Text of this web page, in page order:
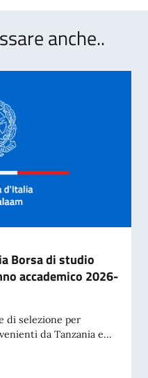
anche..
Borsa di studio
accademico 2026-
di selezione per
da Tanzania e...